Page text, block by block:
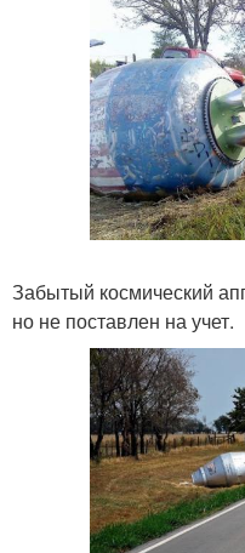
Забытый космический
но не поставлен на учет.